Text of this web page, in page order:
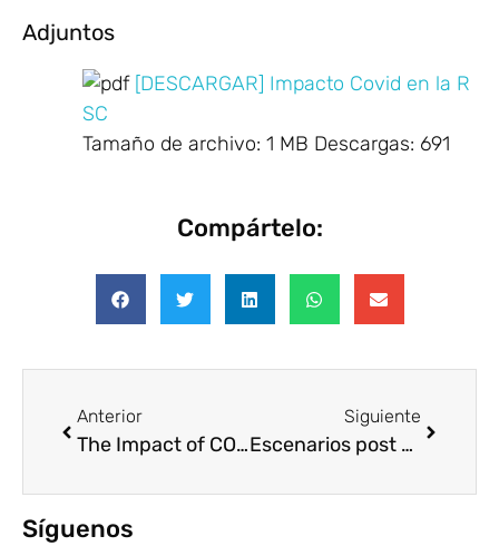
Adjuntos
[DESCARGAR] Impacto Covid en la R
SC
Tamaño de archivo: 1 MB Descargas: 691
Compártelo:
Anterior
The Impact of COVID-19 on Volunteering (USA)
Siguiente
Escenarios post COVID-19: Maximizar el impacto de la sostenibilidad en la estrategia corporativa
Síguenos